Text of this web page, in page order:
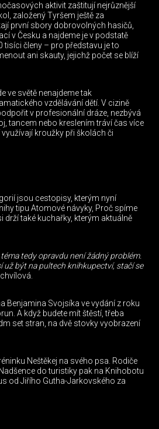
aktivit zaštitují nejrůznější
založený Tyršem ještě za
první sbory dobrovolných hasičů,
v Česku a najdeme je v podstatě
tisíci členy – pro představu je to
ani skauty, jejichž počet se blíží
ve světě nenajdeme tak
vzdělávání dětí. V cizině
v profesionální dráze, nezbývá
tancem nebo kreslením tráví čas více
kroužky při školách či
jsou cestopisy, kterým nyní
tipu Atomové návyky, Proč spíme
také kuchařky, kterým aktuálně
tedy opravdu není žádný problém.
už být na pultech knihkupectví, stačí se
Benjamina Svojsíka ve vydání z roku
A když budete mít štěstí, třeba
set stran, na dvě stovky vyobrazení
Neštěkej na svého psa. Rodiče
do turistiky pak na Knihobotu
od Jiřího Gutha-Jarkovského za